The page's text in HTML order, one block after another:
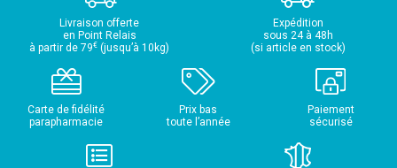
Livraison offerte
en Point Relais
à partir de 79€ (jusqu’à 10kg)
Expédition
sous 24 à 48h
(si article en stock)
Carte de fidélité
parapharmacie
Prix bas
toute l’année
Paiement
sécurisé